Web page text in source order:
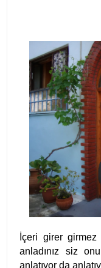
İçeri girer
anladınız siz
anlatıyor da